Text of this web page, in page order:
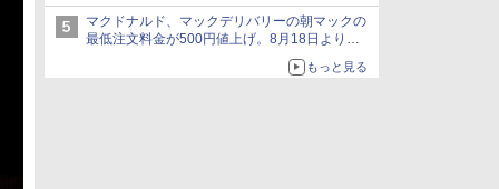
ーン開催！
マクドナルド、マックデリバリーの朝マックの
最低注文料金が500円値上げ。8月18日より
もっと見る